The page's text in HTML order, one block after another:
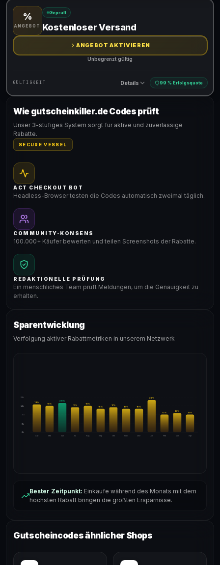
Gültig für teilnehmende Produkte
%
ANGEBOT
Geprüft
Kostenloser Versand
ANGEBOT AKTIVIEREN
Unbegrenzt gültig
GÜLTIGKEIT Details 99 % Erfolgsquote
Gültig für teilnehmende Produkte
Wie gutscheinkiller.de Codes prüft
Unser 3-stufiges System sorgt für aktive und zuverlässige
Rabatte.
SECURE VESSEL
ACT CHECKOUT BOT
Headless-Browser testen die Codes automatisch zweimal täglich.
COMMUNITY-KONSENS
100.000+ Käufer bewerten und teilen Screenshots der Rabatte.
REDAKTIONELLE PRÜFUNG
Ein menschliches Team prüft Meldungen, um die Genauigkeit zu
erhalten.
Sparentwicklung
Verfolgung aktiver Rabattmetriken in unserem Netzwerk
24%
18%
12%
6%
0%
Apr
19%
Mai
18%
Jun
20%
Jul
17%
Aug
18%
Sep
16%
Okt
17%
Nov
16%
Dez
16%
Jan
22%
Feb
12%
Mär
13%
Apr
12%
Bester Zeitpunkt: Einkäufe während des Monats mit dem
höchsten Rabatt bringen die größten Ersparnisse.
Gutscheincodes ähnlicher Shops